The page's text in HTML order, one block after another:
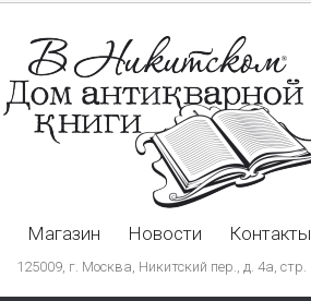
Магазин Новости Контакты
125009, г. Москва, Никитский пер., д. 4а, стр.